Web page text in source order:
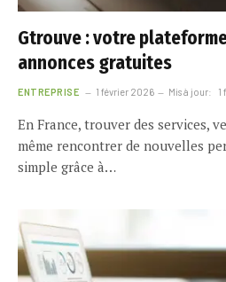
Gtrouve : votre
annonces gratuites
ENTREPRISE 1 février 2026 Mis à jour: 1
En France, trouver des services,
même rencontrer de nouvelles
simple grâce à…